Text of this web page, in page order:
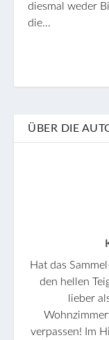
diesmal weder
die…
ÜBER DIE
Hat das
den hellen
lieber
verpassen! Im